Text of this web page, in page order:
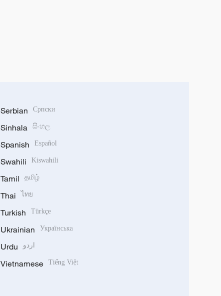
Serbian Српски
Sinhala සිංහල
Spanish Español
Swahili Kiswahili
Tamil தமிழ்
Thai ไทย
Turkish Türkçe
Ukrainian Українська
Urdu اردو
Vietnamese Tiếng Việt